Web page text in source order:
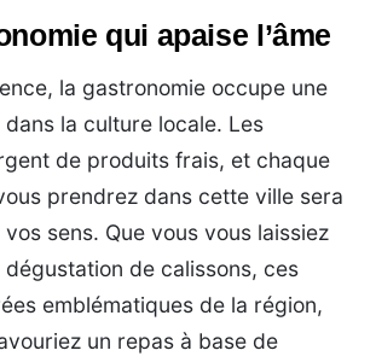
qui apaise l’âme
la gastronomie occupe une
la culture locale. Les
de produits frais, et chaque
prendrez dans cette ville sera
sens. Que vous vous laissiez
de calissons, ces
emblématiques de la région,
un repas à base de